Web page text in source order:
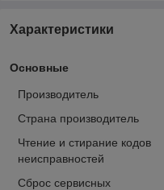
Характеристики
Основные
Производитель
Страна производитель
Чтение и стирание кодов
неисправностей
Сброс сервисных